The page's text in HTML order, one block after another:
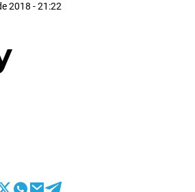
2018 - 21:22